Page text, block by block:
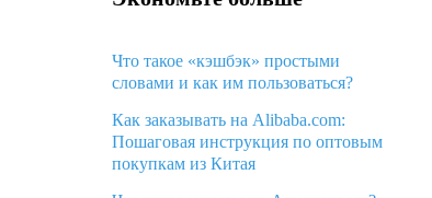
Что такое «кэшбэк» простыми
словами и как им пользоваться?
Как заказывать на Alibaba.com:
Пошаговая инструкция по оптовым
покупкам из Китая